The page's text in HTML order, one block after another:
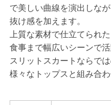
で美しい曲線を演出しな
抜け感を加えます。
上質な素材で仕立てられ
食事まで幅広いシーンで活
スリットスカートならで
様々なトップスと組み合